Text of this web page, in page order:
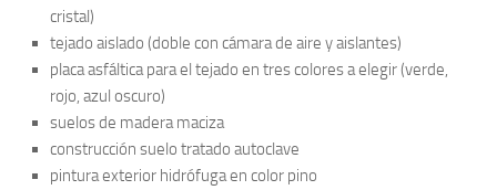
cristal)
tejado aislado (doble con cámara de aire y aislantes)
placa asfáltica para el tejado en tres colores a elegir (verde,
rojo, azul oscuro)
suelos de madera maciza
construcción suelo tratado autoclave
pintura exterior hidrófuga en color pino